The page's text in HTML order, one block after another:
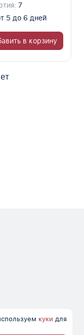
7
5 до 6 дней
в корзину
куки для